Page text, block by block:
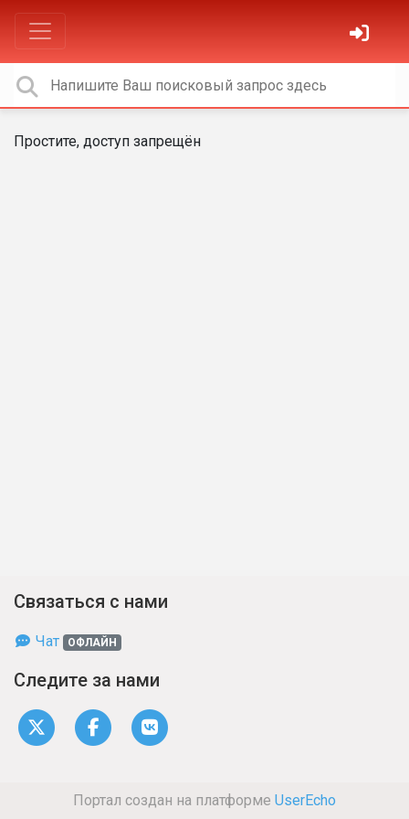
Простите, доступ запрещён
Связаться с нами
Чат ОФЛАЙН
Следите за нами
Портал создан на платформе UserEcho